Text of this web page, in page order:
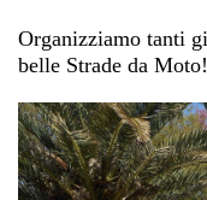
Organizziamo tanti
belle Strade da Moto!